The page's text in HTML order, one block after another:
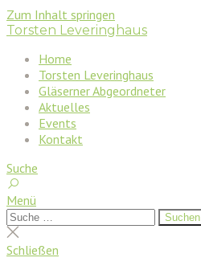
Zum Inhalt springen
Torsten Leveringhaus
Home
Torsten Leveringhaus
Gläserner Abgeordneter
Aktuelles
Events
Kontakt
Suche
Menü
Suchen
nach:
Suchen
Suche
schließen
Schließen